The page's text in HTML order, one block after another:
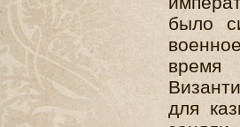
было
время
для